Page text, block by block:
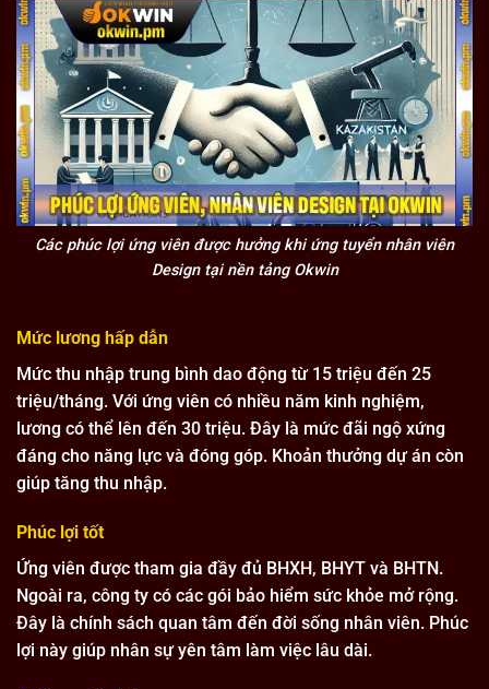
Các phúc lợi ứng viên được hưởng khi ứng tuyển nhân viên
Design tại nền tảng Okwin
Mức lương hấp dẫn
Mức thu nhập trung bình dao động từ 15 triệu đến 25
triệu/tháng. Với ứng viên có nhiều năm kinh nghiệm,
lương có thể lên đến 30 triệu. Đây là mức đãi ngộ xứng
đáng cho năng lực và đóng góp. Khoản thưởng dự án còn
giúp tăng thu nhập.
Phúc lợi tốt
Ứng viên được tham gia đầy đủ BHXH, BHYT và BHTN.
Ngoài ra, công ty có các gói bảo hiểm sức khỏe mở rộng.
Đây là chính sách quan tâm đến đời sống nhân viên. Phúc
lợi này giúp nhân sự yên tâm làm việc lâu dài.